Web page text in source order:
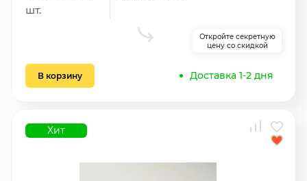
шт.
Откройте секретную
цену со скидкой
В корзину Доставка 1-2 дня
Хит